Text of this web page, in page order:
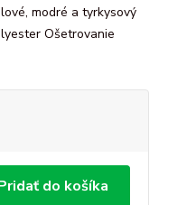
modré a tyrkysový
Ošetrovanie
do košíka